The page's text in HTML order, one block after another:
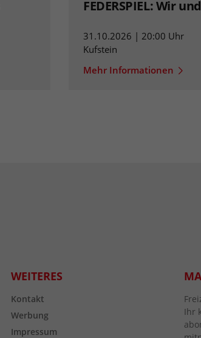
FEDERSPIEL: Wir
31.10.2026 | 20:00 Uhr
Kufstein
Mehr Informationen
WEITERES
Kontakt
Werbung
Impressum
Ihr